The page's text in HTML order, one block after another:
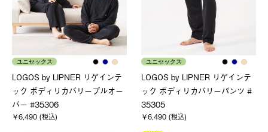
ユニセックス
LOGOS by LIPNER リゲインテ
ック ボディリカバリープルオー
バー #35306
￥6,490 (税込)
ユニセックス
LOGOS by LIPNER リゲインテ
ック ボディリカバリーパンツ #
35305
￥6,490 (税込)